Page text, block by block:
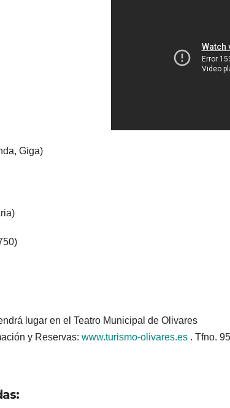
Giga)
lugar en el Teatro Municipal de Olivares
y Reservas: www.turismo-olivares.es . Tfno.